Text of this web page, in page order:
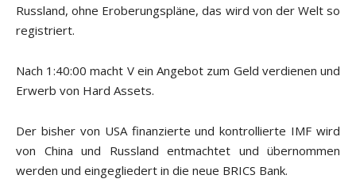
Russland, ohne Eroberungspläne, das wird von der Welt so
registriert.
Nach 1:40:00 macht V ein Angebot zum Geld verdienen und
Erwerb von Hard Assets.
Der bisher von USA finanzierte und kontrollierte IMF wird
von China und Russland entmachtet und übernommen
werden und eingegliedert in die neue BRICS Bank.